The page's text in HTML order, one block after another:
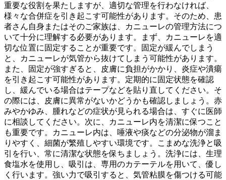
重要な役割を果たしますが、 適切な管理を行わなければ、
様々な合併症を引き起こす可能性があります。そのため、患
者さん自身またはそのご家族は、カニューレの管理方法につ
いて十分に理解する必要があります。まず、カニューレを適
切な位置に固定することが重要です。固定が緩んでしまう
と、カニューレが気管から抜けてしまう可能性があります。
また、固定が強すぎると、皮膚に負担がかかり、炎症や潰瘍
を引き起こす可能性があります。定期的に固定状態を確認
し、緩んでいる場合はテープなどを貼り直してください。そ
の際には、皮膚に異常がないかどうかも確認しましょう。赤
みやかゆみ、腫れなどの症状が見られる場合は、すぐに医師
に相談してください。次に、カニューレ内を清潔に保つこと
も重要です。カニューレ内は、唾液や痰などの分泌物が溜ま
りやすく、細菌が繁殖しやすい環境です。こまめな洗浄と吸
引を行い、常に清潔な状態を保ちましょう。洗浄には、生理
食塩水を使用し、吸引は、専用のカテーテルを用いて、優し
く行います。強い力で吸引すると、気管粘膜を傷つける可能